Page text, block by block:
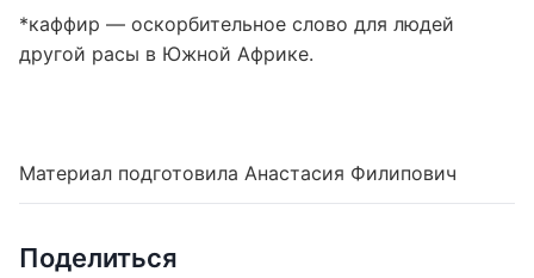
*каффир — оскорбительное слово для людей
другой расы в Южной Африке.
Материал подготовила Анастасия Филипович
Поделиться